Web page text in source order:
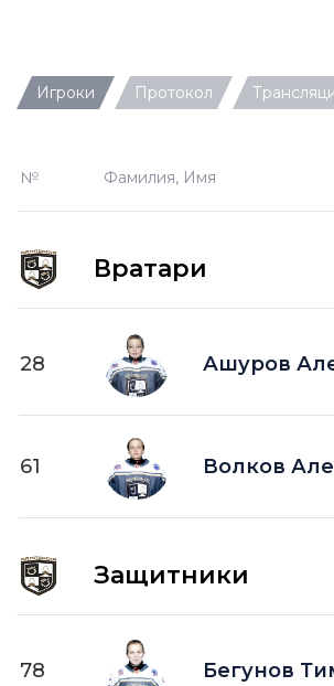
П — кол-во передач
игрока на площадке
-2 —
игроков на площад
шайба забитая в
игрока на площадке
+2 — шайба забитая в
шайба забитая в пустые
Игроки Протокол
№ Фамилия, Имя
Вратари
28 Ашуров
61 Волков
Защитники
78 Бегунов